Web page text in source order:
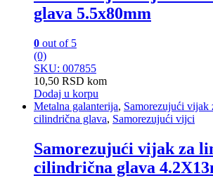
glava 5.5x80mm
0 out of 5
(0)
SKU: 007855
10,50 RSD kom
Dodaj u korpu
Metalna galanterija, Samorezujući vijak
cilindrična glava, Samorezujući vijci
Samorezujući vijak za
cilindrična glava